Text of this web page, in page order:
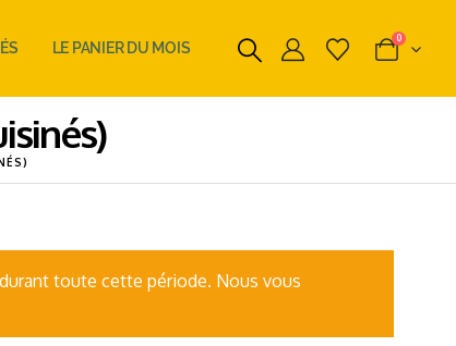
LE PANIER DU MOIS
0
toute cette période. Nous vous